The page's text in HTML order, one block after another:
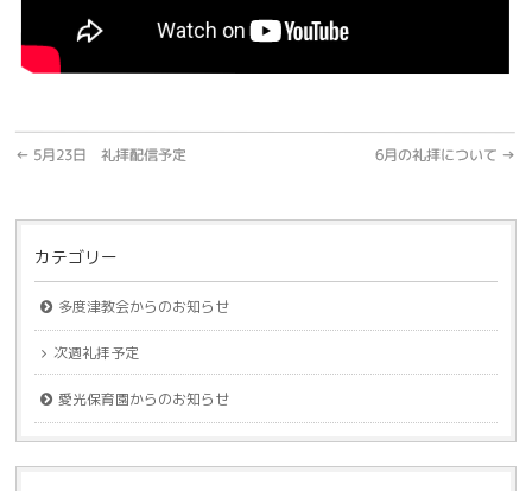
← 5月23日 礼拝配信予定 6月の礼拝について →
カテゴリー
多度津教会からのお知らせ
次週礼拝予定
愛光保育園からのお知らせ